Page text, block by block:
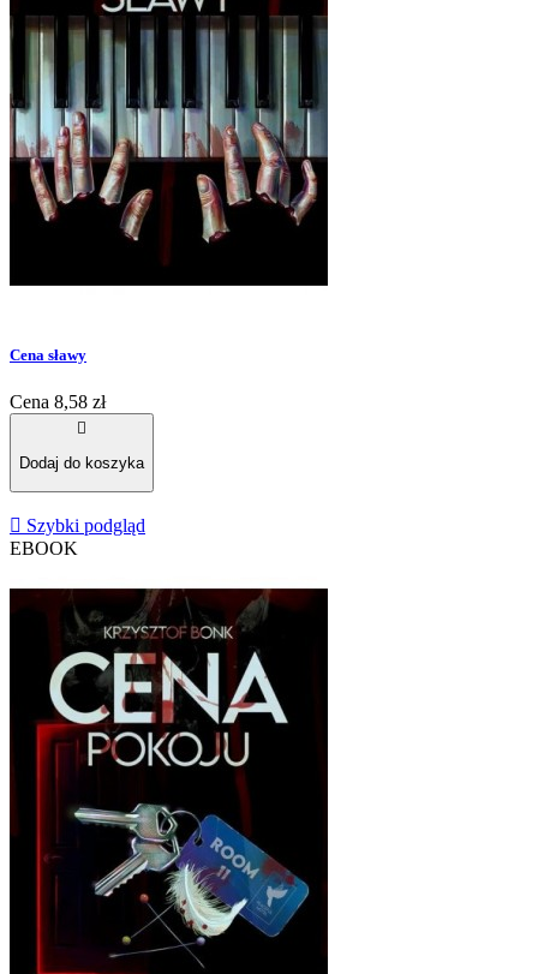
Cena sławy
Cena 8,58 zł

Dodaj do koszyka
 Szybki podgląd
EBOOK